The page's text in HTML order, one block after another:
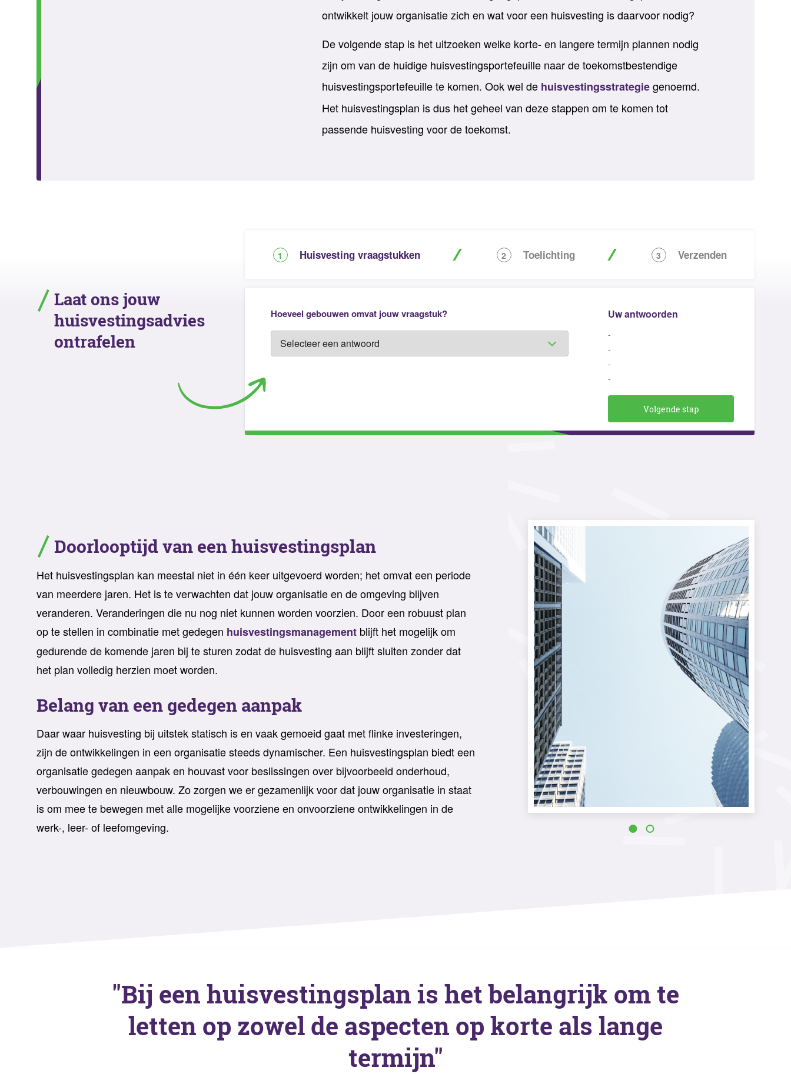
ontwikkelt jouw organisatie zich en wat voor een huisvesting is daarvoor nodig?
De volgende stap is het uitzoeken welke korte- en langere termijn plannen nodig
zijn om van de huidige huisvestingsportefeuille naar de toekomstbestendige
huisvestingsportefeuille te komen. Ook wel de huisvestingsstrategiegenoemd.
Het huisvestingsplan is dus het geheel van deze stappen om te komen tot
passende huisvesting voor de toekomst.
Laat ons jouw
huisvestingsadvies
ontrafelen
1 Huisvesting vraagstukken 2 Toelichting 3 Verzenden
Hoeveel gebouwen omvat jouw vraagstuk? Uw antwoorden
-
-
-
-
Volgende stap
Doorlooptijd van een huisvestingsplan
Het huisvestingsplan kan meestal niet in één keer uitgevoerd worden; het omvat een periode
van meerdere jaren. Het is te verwachten dat jouw organisatie en de omgeving blijven
veranderen. Veranderingen die nu nog niet kunnen worden voorzien. Door een robuust plan
op te stellen in combinatie met gedegen huisvestingsmanagement blijft het mogelijk om
gedurende de komende jaren bij te sturen zodat de huisvesting aan blijft sluiten zonder dat
het plan volledig herzien moet worden.
Belang van een gedegen aanpak
Daar waar huisvesting bij uitstek statisch is en vaak gemoeid gaat met flinke investeringen,
zijn de ontwikkelingen in een organisatie steeds dynamischer. Een huisvestingsplan biedt een
organisatie gedegen aanpak en houvast voor beslissingen over bijvoorbeeld onderhoud,
verbouwingen en nieuwbouw. Zo zorgen we er gezamenlijk voor dat jouw organisatie in staat
is om mee te bewegen met alle mogelijke voorziene en onvoorziene ontwikkelingen in de
werk-, leer- of leefomgeving.
"Bij een huisvestingsplan is het belangrijk om te
letten op zowel de aspecten op korte als lange
termijn"